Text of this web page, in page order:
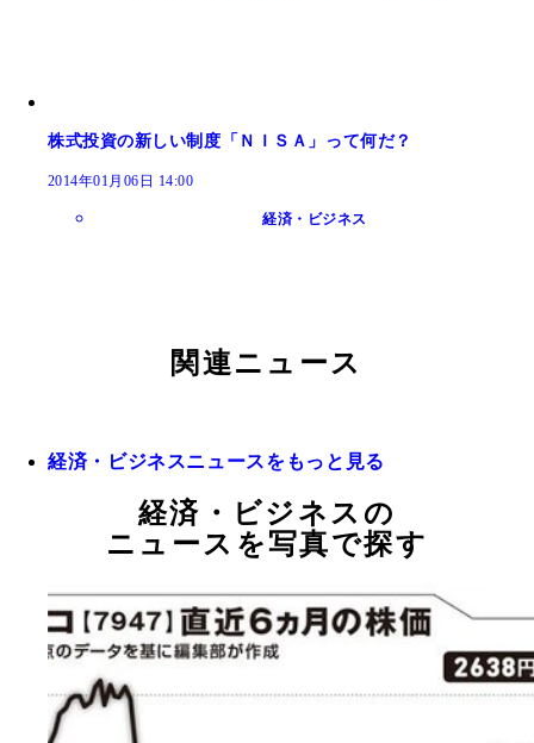
株式投資の新しい制度「ＮＩＳＡ」って何だ？
2014年01月06日 14:00
経済・ビジネス
関連ニュース
経済・ビジネスニュースをもっと見る
経済・ビジネスの
ニュースを写真で探す